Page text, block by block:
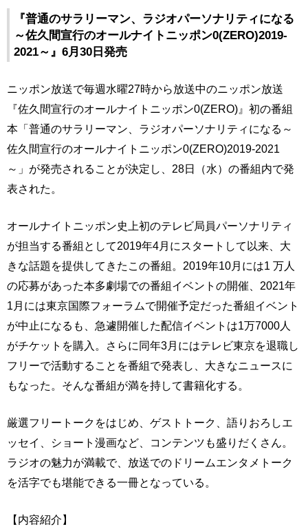
『普通のサラリーマン、ラジオパーソナリティになる
～佐久間宣行のオールナイトニッポン0(ZERO)2019-
2021～』6月30日発売
ニッポン放送で毎週水曜27時から放送中のニッポン放送
『佐久間宣行のオールナイトニッポン0(ZERO)』初の番組
本「普通のサラリーマン、ラジオパーソナリティになる～
佐久間宣行のオールナイトニッポン0(ZERO)2019-2021
～」が発売されることが決定し、28日（水）の番組内で発
表された。
オールナイトニッポン史上初のテレビ局員パーソナリティ
が担当する番組として2019年4月にスタートして以来、大
きな話題を提供してきたこの番組。2019年10月には1 万人
の応募があった本多劇場での番組イベントの開催、2021年
1月には東京国際フォーラムで開催予定だった番組イベント
が中止になるも、急遽開催した配信イベントは1万7000人
がチケットを購入。さらに同年3月にはテレビ東京を退職し
フリーで活動することを番組で発表し、大きなニュースに
もなった。そんな番組が満を持して書籍化する。
厳選フリートークをはじめ、ゲストトーク、語りおろしエ
ッセイ、ショート漫画など、コンテンツも盛りだくさん。
ラジオの魅力が満載で、放送でのドリームエンタメトーク
を活字でも堪能できる一冊となっている。
【内容紹介】